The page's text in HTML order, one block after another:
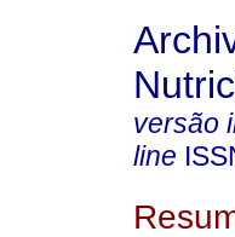
versão
line